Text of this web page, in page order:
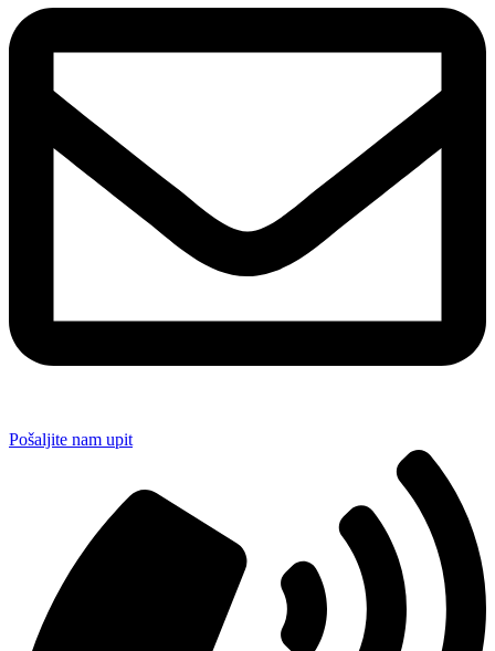
Pošaljite nam upit